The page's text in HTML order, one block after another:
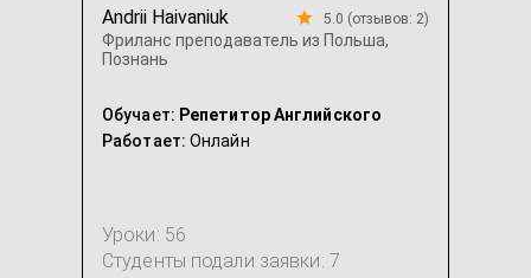
Andrii Haivaniuk
Фриланс преподаватель из Польша,
Познань
5.0 (отзывов: 2)
Обучает: Репетитор Английского
Работает: Онлайн
Уроки: 56
Студенты подали заявки: 7